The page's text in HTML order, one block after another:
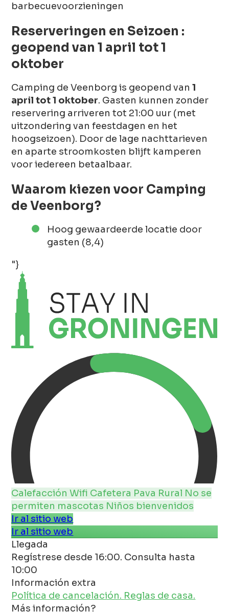
barbecuevoorzieningen
Reserveringen en Seizoen :
geopend van 1 april tot 1
oktober
Camping de Veenborg is geopend van1
april tot 1 oktober. Gasten kunnen zonder
reservering arriveren tot 21:00 uur (met
uitzondering van feestdagen en het
hoogseizoen). Door de lage nachttarieven
en aparte stroomkosten blijft kamperen
voor iedereen betaalbaar.
Waarom kiezen voor Camping
de Veenborg?
Hoog gewaardeerde locatie door
gasten (8,4)
"}
CalefacciónWifi Cafetera Pava Rural No se
permiten mascotas Niños bienvenidos
Ir al sitio web
Ir al sitio web
Llegada
Regístrese desde 16:00. Consulta hasta
10:00
Información extra
Política de cancelación. Reglas de casa.
Más información?